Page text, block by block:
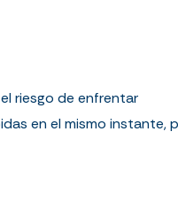
riesgo de enfrentar
en el mismo instante,